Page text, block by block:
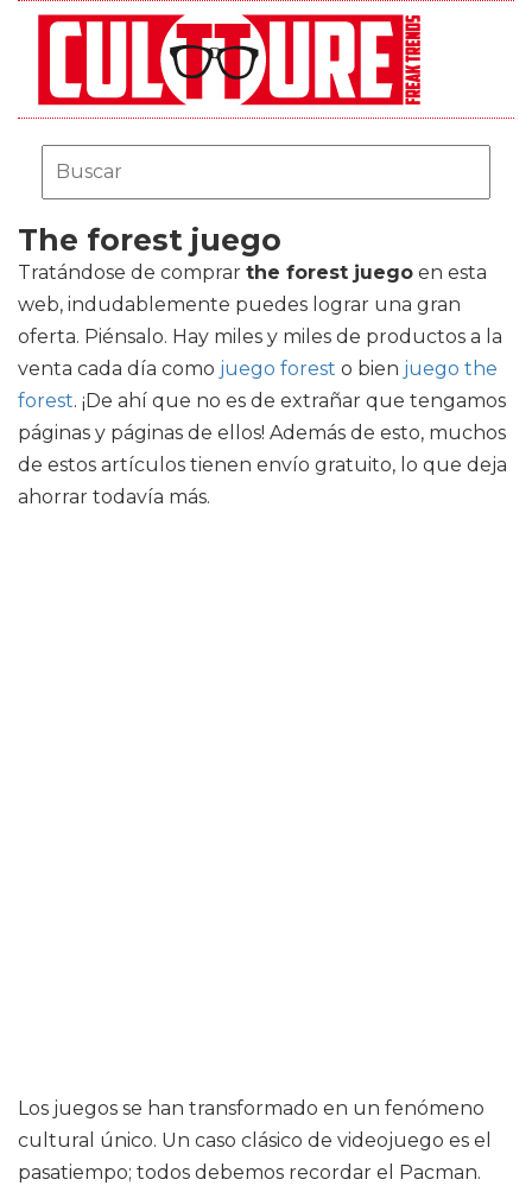
The forest juego
Tratándose de comprar the forest juego en esta
web, indudablemente puedes lograr una gran
oferta. Piénsalo. Hay miles y miles de productos a la
venta cada día como juego forest o bien juego the
forest. ¡De ahí que no es de extrañar que tengamos
páginas y páginas de ellos! Además de esto, muchos
de estos artículos tienen envío gratuito, lo que deja
ahorrar todavía más.
Los juegos se han transformado en un fenómeno
cultural único. Un caso clásico de videojuego es el
pasatiempo; todos debemos recordar el Pacman.